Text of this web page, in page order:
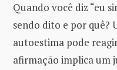
Quando você diz “eu
sendo dito e por quê?
autoestima pode
afirmação implica um